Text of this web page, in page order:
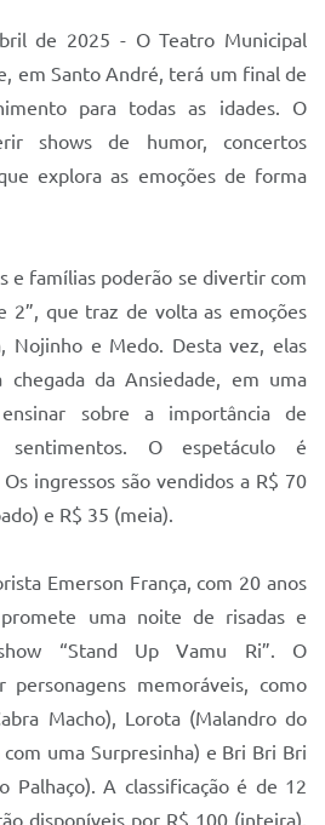
de 2025 - O Teatro Municipal
em Santo André, terá um final de
para todas as idades. O
shows de humor, concertos
explora as emoções de forma
e famílias poderão se divertir com
2”, que traz de volta as emoções
Nojinho e Medo. Desta vez, elas
da Ansiedade, em uma
sobre a importância de
sentimentos. O espetáculo é
ingressos são vendidos a R$ 70
e R$ 35 (meia).
Emerson França, com 20 anos
uma noite de risadas e
“Stand Up Vamu Ri”. O
memoráveis, como
Macho), Lorota (Malandro do
uma Surpresinha) e Bri Bri Bri
Palhaço). A classificação é de 12
disponíveis por R$ 100 (inteira),